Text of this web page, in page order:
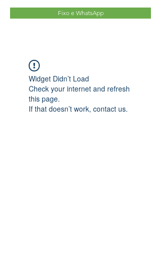
Fixo e WhatsApp
Widget Didn’t Load
Check your internet and refresh
this page.
If that doesn’t work, contact us.